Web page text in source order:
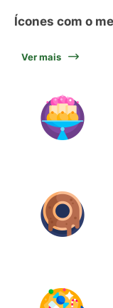
Ícones com o
Ver mais